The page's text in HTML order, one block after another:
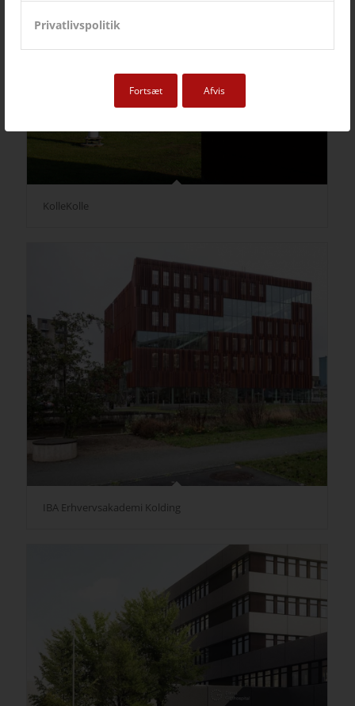
Privatlivspolitik
Fortsæt Afvis
KolleKolle
IBA Erhvervsakademi Kolding